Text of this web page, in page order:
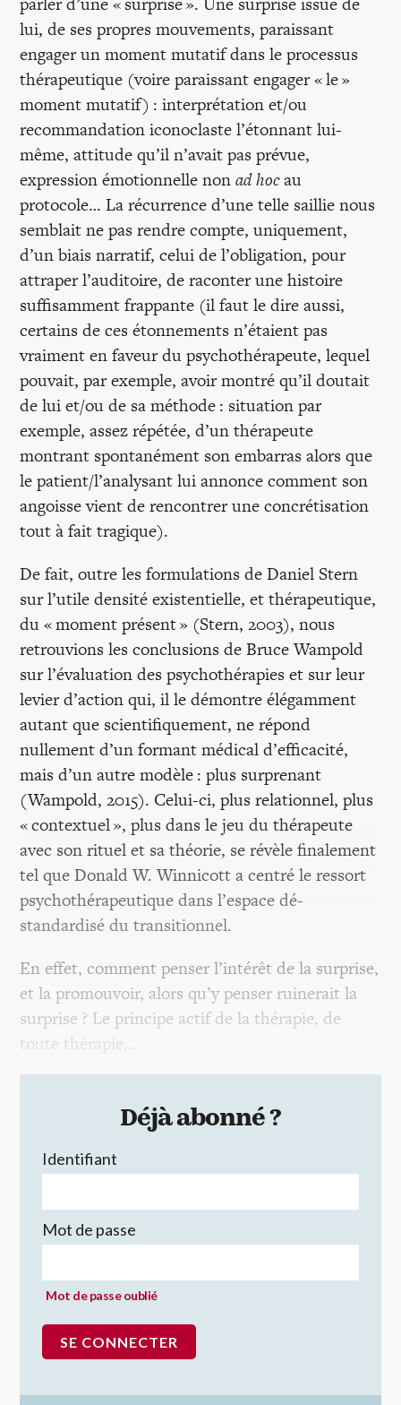
Mon panier
Mon compte
lui, de ses propres mouvements, paraissant
engager un moment mutatif dans le processus
thérapeutique (voire paraissant engager « le »
moment mutatif) : interprétation et/ou
recommandation iconoclaste l’étonnant lui-
même, attitude qu’il n’avait pas prévue,
expression émotionnelle nonad hocau
protocole… La récurrence d’une telle saillie nous
semblait ne pas rendre compte, uniquement,
d’un biais narratif, celui de l’obligation, pour
attraper l’auditoire, de raconter une histoire
suffisamment frappante (il faut le dire aussi,
certains de ces étonnements n’étaient pas
vraiment en faveur du psychothérapeute, lequel
pouvait, par exemple, avoir montré qu’il doutait
de lui et/ou de sa méthode : situation par
exemple, assez répétée, d’un thérapeute
montrant spontanément son embarras alors que
le patient/l’analysant lui annonce comment son
angoisse vient de rencontrer une concrétisation
tout à fait tragique).
De fait, outre les formulations de Daniel Stern
sur l’utile densité existentielle, et thérapeutique,
du « moment présent » (Stern, 2003), nous
retrouvions les conclusions de Bruce Wampold
sur l’évaluation des psychothérapies et sur leur
levier d’action qui, il le démontre élégamment
autant que scientifiquement, ne répond
nullement d’un formant médical d’efficacité,
mais d’un autre modèle : plus surprenant
(Wampold, 2015). Celui-ci, plus relationnel, plus
« contextuel », plus dans le jeu du thérapeute
avec son rituel et sa théorie, se révèle finalement
tel que Donald W. Winnicott a centré le ressort
psychothérapeutique dans l’espace dé-
standardisé du transitionnel.
En effet, comment penser l’intérêt de la surprise,
et la promouvoir, alors qu’y penser ruinerait la
surprise ? Le principe actif de la thérapie, de
toute thérapie,…
Déjà abonné ?
Identifiant
Mot de passe
Mot de passe oublié